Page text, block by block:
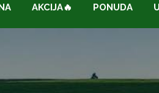
AKCIJA🔥 PONUDA